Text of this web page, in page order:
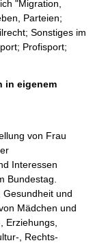
"Migration,
Parteien;
Sonstiges im
Profisport;
in eigenem
von Frau
Interessen
Bundestag.
Gesundheit und
Mädchen und
Erziehungs,
, Rechts-